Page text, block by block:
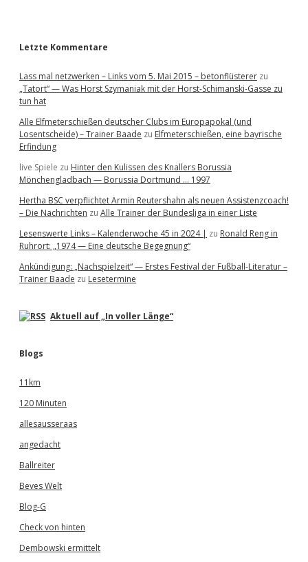
Letzte Kommentare
Lass mal netzwerken – Links vom 5. Mai 2015 – betonflüsterer zu
„Tatort“ — Was Horst Szymaniak mit der Horst-Schimanski-Gasse zu
tun hat
Alle Elfmeterschießen deutscher Clubs im Europapokal (und
Losentscheide) – Trainer Baade zu Elfmeterschießen, eine bayrische
Erfindung
live Spiele zu Hinter den Kulissen des Knallers Borussia
Mönchengladbach — Borussia Dortmund … 1997
Hertha BSC verpflichtet Armin Reutershahn als neuen Assistenzcoach!
– Die Nachrichten zu Alle Trainer der Bundesliga in einer Liste
Lesenswerte Links – Kalenderwoche 45 in 2024 | zu Ronald Reng in
Ruhrort: „1974 — Eine deutsche Begegnung“
Ankündigung: „Nachspielzeit“ — Erstes Festival der Fußball-Literatur –
Trainer Baade zu Lesetermine
Aktuell auf „In voller Länge“
Blogs
11km
120 Minuten
allesausseraas
angedacht
Ballreiter
Beves Welt
Blog-G
Check von hinten
Dembowski ermittelt